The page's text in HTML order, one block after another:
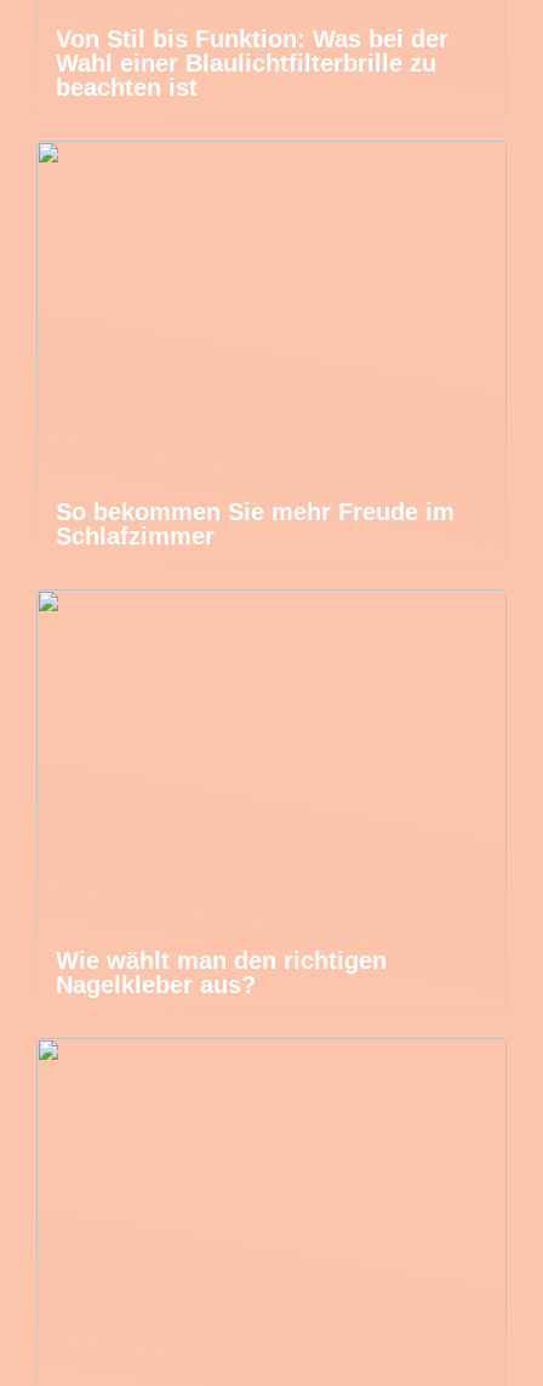
Von Stil bis Funktion: Was bei der
Wahl einer Blaulichtfilterbrille zu
beachten ist
So bekommen Sie mehr Freude im
Schlafzimmer
Wie wählt man den richtigen
Nagelkleber aus?